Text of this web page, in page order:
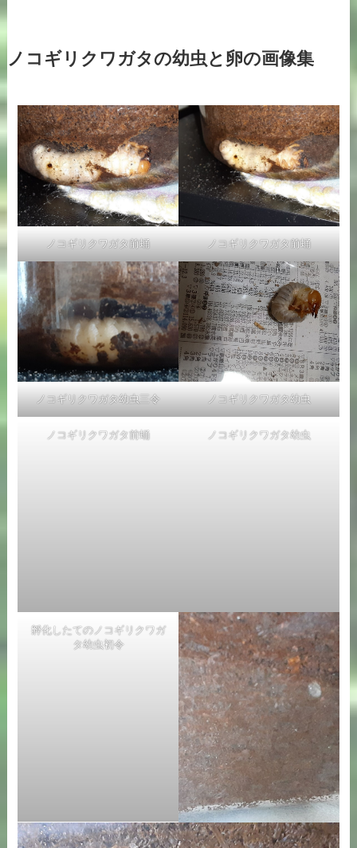
ノコギリクワガタの幼虫と卵の画像集
ノコギリクワガタ前蛹 ノコギリクワガタ前蛹
ノコギリクワガタ幼虫三令 ノコギリクワガタ幼虫
ノコギリクワガタ前蛹 ノコギリクワガタ幼虫